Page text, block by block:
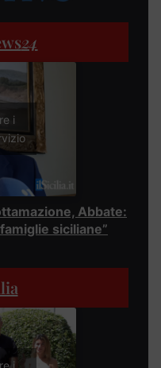
24
i
Abbate:
siciliane”
i